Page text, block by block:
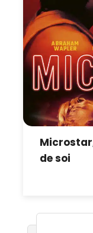
de soi